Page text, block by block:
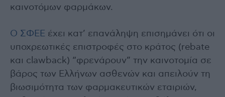
καινοτόμων φαρμάκων.
Ο ΣΦΕΕ έχει κατ’ επανάληψη επισημάνει ότι οι
υποχρεωτικές επιστροφές στο κράτος (rebate
και clawback) “φρενάρουν” την καινοτομία σε
βάρος των Ελλήνων ασθενών και απειλούν τη
βιωσιμότητα των φαρμακευτικών εταιριών,